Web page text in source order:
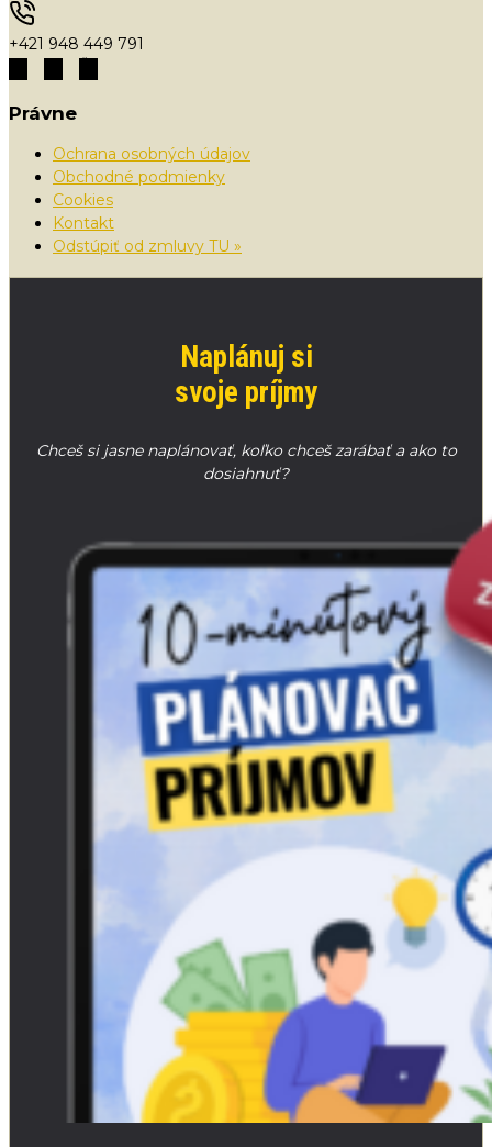
+421 948 449 791
Právne
Ochrana osobných údajov
Obchodné podmienky
Cookies
Kontakt
Odstúpiť od zmluvy TU »
Naplánuj si
svoje príjmy
Chceš si jasne naplánovať, koľko chceš zarábať a ako to
dosiahnuť?